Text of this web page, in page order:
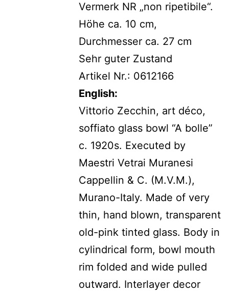
Vermerk NR „non ripetibile“.
Höhe ca. 10 cm,
Durchmesser ca. 27 cm
Sehr guter Zustand
Artikel Nr.: 0612166
English:
Vittorio Zecchin, art déco,
soffiato glass bowl “A bolle”
c. 1920s. Executed by
Maestri Vetrai Muranesi
Cappellin & C. (M.V.M.),
Murano-Italy. Made of very
thin, hand blown, transparent
old-pink tinted glass. Body in
cylindrical form, bowl mouth
rim folded and wide pulled
outward. Interlayer decor